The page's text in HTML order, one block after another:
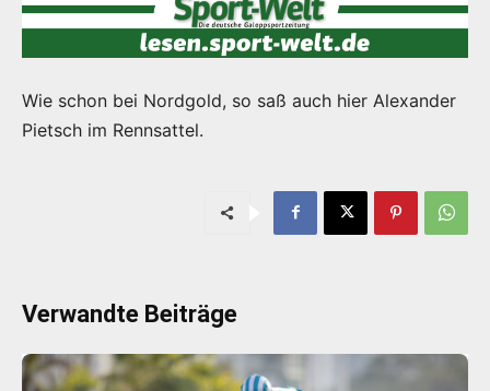
Wie schon bei Nordgold, so saß auch hier Alexander
Pietsch im Rennsattel.
Verwandte Beiträge